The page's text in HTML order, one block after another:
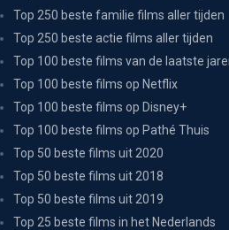
Top 250 beste familie films aller tijden
Top 250 beste actie films aller tijden
Top 100 beste films van de laatste
Top 100 beste films op Netflix
Top 100 beste films op Disney+
Top 100 beste films op Pathé Thuis
Top 50 beste films uit 2020
Top 50 beste films uit 2018
Top 50 beste films uit 2019
Top 25 beste films in het Nederlands